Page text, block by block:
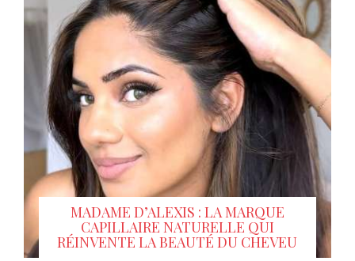
MADAME D’ALEXIS : LA MARQUE
CAPILLAIRE NATURELLE QUI
RÉINVENTE LA BEAUTÉ DU CHEVEU